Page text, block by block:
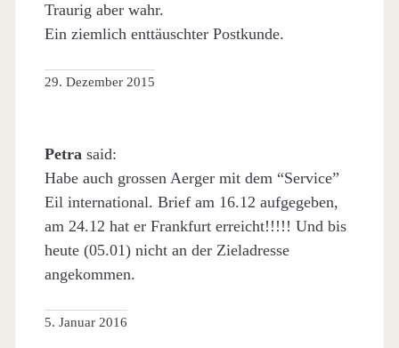
Traurig aber wahr.
Ein ziemlich enttäuschter Postkunde.
29. Dezember 2015
Petra said:
Habe auch grossen Aerger mit dem “Service”
Eil international. Brief am 16.12 aufgegeben,
am 24.12 hat er Frankfurt erreicht!!!!! Und bis
heute (05.01) nicht an der Zieladresse
angekommen.
5. Januar 2016